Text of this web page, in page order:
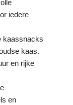
iedere
kaassnacks
kaas.
en rijke
en